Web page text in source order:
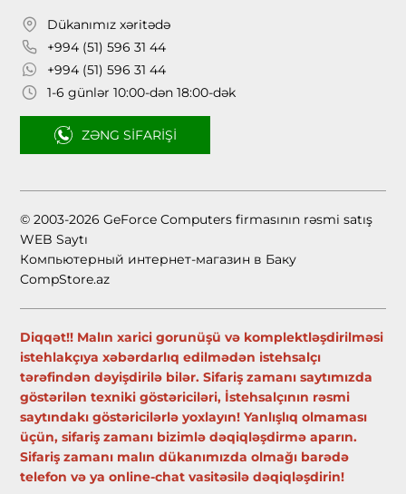
Dükanımız xəritədə
+994 (51) 596 31 44
+994 (51) 596 31 44
1-6 günlər 10:00-dən 18:00-dək
ZƏNG SIFARIŞI
© 2003-2026 GeForce Computers firmasının rəsmi satış
WEB Saytı
Компьютерный интернет-магазин в Баку
CompStore.az
Diqqət!! Malın xarici gorunüşü və komplektləşdirilməsi
istehlakçıya xəbərdarlıq edilmədən istehsalçı
tərəfindən dəyişdirilə bilər. Sifariş zamanı saytımızda
göstərilən texniki göstəriciləri, İstehsalçının rəsmi
saytındakı göstəricilərlə yoxlayın! Yanlışlıq olmaması
üçün, sifariş zamanı bizimlə dəqiqləşdirmə aparın.
Sifariş zamanı malın dükanımızda olmağı barədə
telefon və ya online-chat vasitəsilə dəqiqləşdirin!